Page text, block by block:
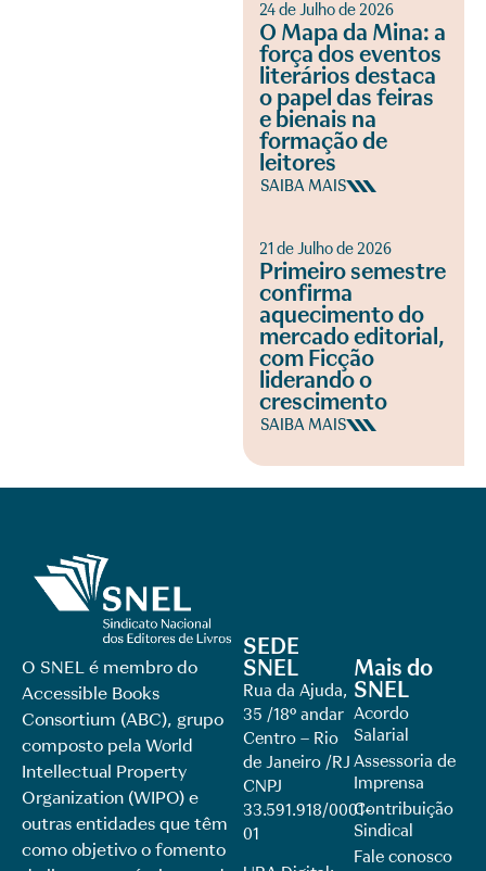
24 de Julho de 2026
O Mapa da Mina: a
força dos eventos
literários destaca
o papel das feiras
e bienais na
formação de
leitores
SAIBA MAIS
21 de Julho de 2026
Primeiro semestre
confirma
aquecimento do
mercado editorial,
com Ficção
liderando o
crescimento
SAIBA MAIS
O SNEL é membro do
Accessible Books
Consortium (ABC), grupo
composto pela World
Intellectual Property
Organization (WIPO) e
outras entidades que têm
como objetivo o fomento
SEDE
SNEL
Rua da Ajuda,
35 /18º andar
Centro – Rio
de Janeiro /RJ
CNPJ
33.591.918/0001-
01
Mais do
SNEL
Acordo
Salarial
Assessoria de
Imprensa
Contribuição
Sindical
Fale conosco